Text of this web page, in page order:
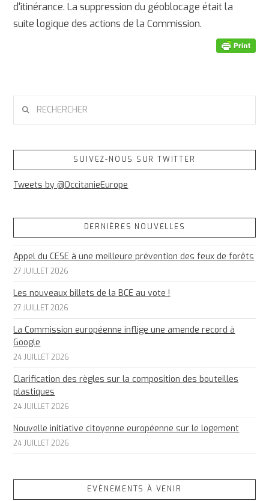
d'itinérance. La suppression du géoblocage était la
suite logique des actions de la Commission.
SUIVEZ-NOUS SUR TWITTER
Tweets by @OccitanieEurope
DERNIÈRES NOUVELLES
Appel du CESE à une meilleure prévention des feux de forêts
27 JUILLET 2026
Les nouveaux billets de la BCE au vote !
27 JUILLET 2026
La Commission européenne inflige une amende record à
Google
24 JUILLET 2026
Clarification des règles sur la composition des bouteilles
plastiques
24 JUILLET 2026
Nouvelle initiative citoyenne européenne sur le logement
24 JUILLET 2026
EVÈNEMENTS À VENIR